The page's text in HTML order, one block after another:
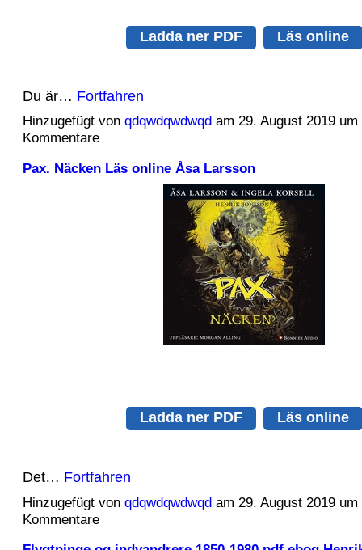
Ladda ner PDF Läs online
Du är… Fortfahren
Hinzugefügt von qdqwdqwdwqd am 29. August 2019
Kommentare
Pax. Näcken Läs online Åsa Larsson
Ladda ner PDF Läs online
Det… Fortfahren
Hinzugefügt von qdqwdqwdwqdam 29. August 2019
Kommentare